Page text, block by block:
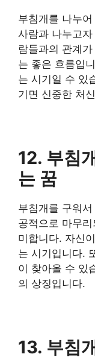
부침개를 나누
사람과 나누고
람들과의 관계
는 좋은 흐름입
는 시기일 수 있
기면 신중한 처
12. 부침
는 꿈
부침개를 구워
공적으로 마무
미합니다. 자신
는 시기입니다.
이 찾아올 수 있
의 상징입니다.
13. 부침